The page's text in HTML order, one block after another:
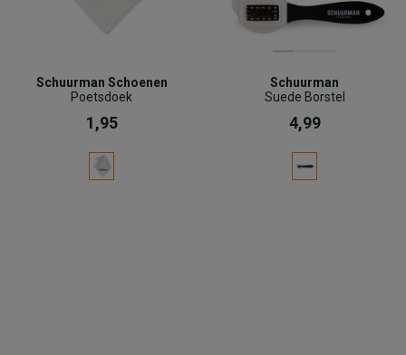
Schuurman Schoenen
Poetsdoek
1,95
Schuurman
Suede Borstel
4,99